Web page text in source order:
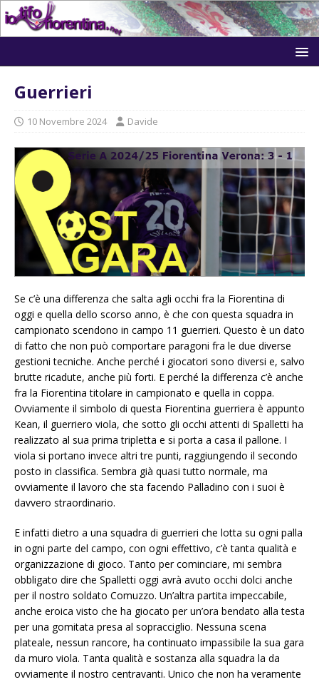
Guerrieri
10 Novembre 2024 Davide
Se c’è una differenza che salta agli occhi fra la Fiorentina di
oggi e quella dello scorso anno, è che con questa squadra in
campionato scendono in campo 11 guerrieri. Questo è un dato
di fatto che non può comportare paragoni fra le due diverse
gestioni tecniche. Anche perché i giocatori sono diversi e, salvo
brutte ricadute, anche più forti. E perché la differenza c’è anche
fra la Fiorentina titolare in campionato e quella in coppa.
Ovviamente il simbolo di questa Fiorentina guerriera è appunto
Kean, il guerriero viola, che sotto gli occhi attenti di Spalletti ha
realizzato al sua prima tripletta e si porta a casa il pallone. I
viola si portano invece altri tre punti, raggiungendo il secondo
posto in classifica. Sembra già quasi tutto normale, ma
ovviamente il lavoro che sta facendo Palladino con i suoi è
davvero straordinario.
E infatti dietro a una squadra di guerrieri che lotta su ogni palla
in ogni parte del campo, con ogni effettivo, c’è tanta qualità e
organizzazione di gioco. Tanto per cominciare, mi sembra
obbligato dire che Spalletti oggi avrà avuto occhi dolci anche
per il nostro soldato Comuzzo. Un’altra partita impeccabile,
anche eroica visto che ha giocato per un’ora bendato alla testa
per una gomitata presa al sopracciglio. Nessuna scena
plateale, nessun rancore, ha continuato impassibile la sua gara
da muro viola. Tanta qualità e sostanza alla squadra la da
ovviamente il nostro centravanti. Unico che non ha veramente